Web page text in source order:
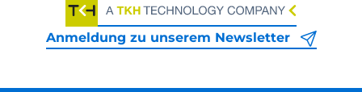
Anmeldung zu unserem Newsletter